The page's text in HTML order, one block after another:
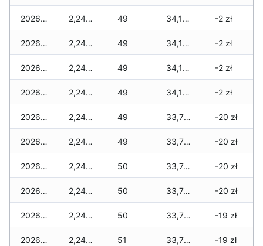
2026-01-24 2,240 zł 49 34,120 zł -2 zł
2026-01-23 2,240 zł 49 34,120 zł -2 zł
2026-01-22 2,240 zł 49 34,100 zł -2 zł
2026-01-21 2,240 zł 49 34,100 zł -2 zł
2026-01-20 2,240 zł 49 33,780 zł -20 zł
2026-01-19 2,240 zł 49 33,760 zł -20 zł
2026-01-18 2,240 zł 50 33,740 zł -20 zł
2026-01-17 2,240 zł 50 33,740 zł -20 zł
2026-01-16 2,240 zł 50 33,730 zł -19 zł
2026-01-15 2,240 zł 51 33,710 zł -19 zł